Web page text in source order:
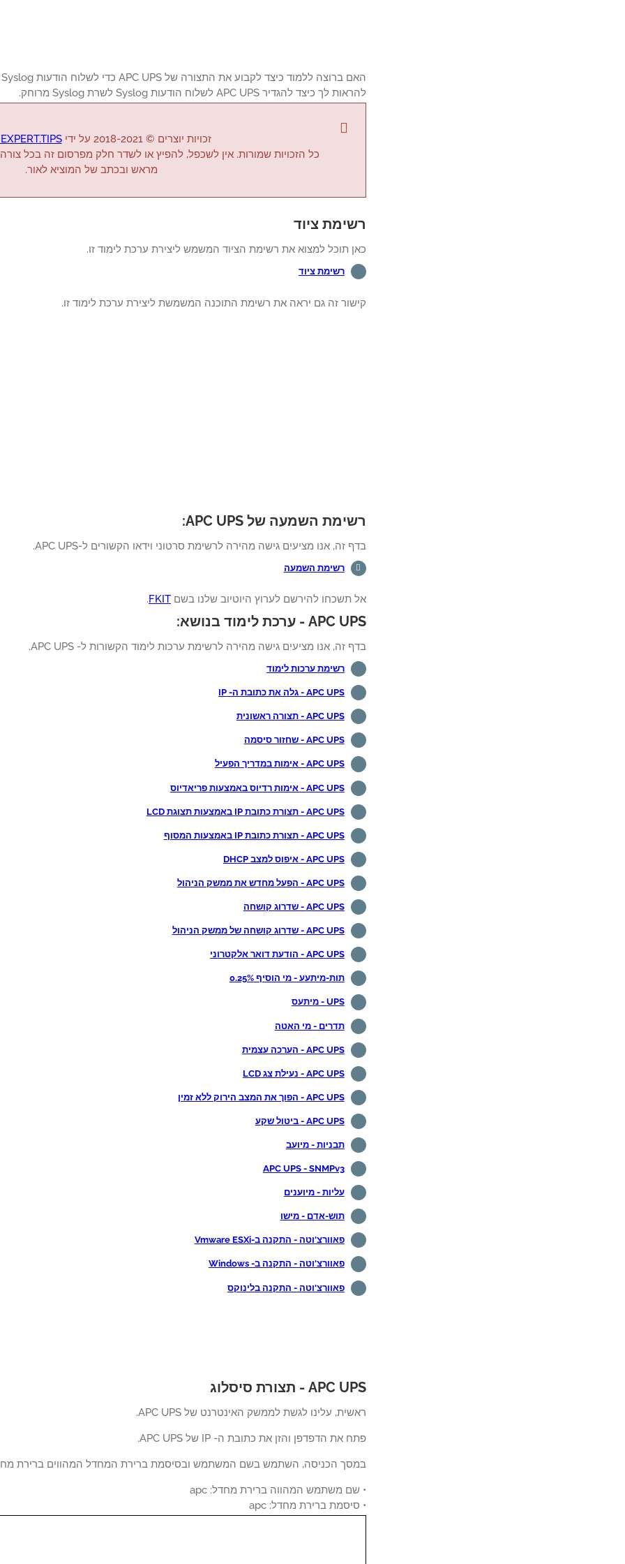
להראות לך כיצד להגדיר APC UPS לשלוח הודעות Syslog לשרת Syslog מרוחק.
זכויות יוצרים © 2018-2021 על ידי
כל הזכויות שמורות. אין לשכפל, להפיץ או לשדר חלק מפרסום זה בכל
מראש ובכתב של המוציא לאור.
רשימת ציוד
כאן תוכל למצוא את רשימת הציוד המשמש ליצירת ערכת לימוד זו.
רשימת ציוד
קישור זה גם יראה את רשימת התוכנה המשמשת ליצירת ערכת לימוד זו.
רשימת השמעה של APC UPS:
בדף זה, אנו מציעים גישה מהירה לרשימת סרטוני וידאו הקשורים ל-APC UPS.
רשימת השמעה
אל תשכחו להירשם לערוץ היוטיוב שלנו בשם FKIT
.
APC UPS - ערכת לימוד בנושא:
בדף זה, אנו מציעים גישה מהירה לרשימת ערכות לימוד הקשורות ל- APC UPS.
רשימת ערכות לימוד
APC UPS - גלה את כתובת ה- IP
APC UPS - תצורה ראשונית
APC UPS - שחזור סיסמה
APC UPS - אימות במדריך הפעיל
APC UPS - אימות רדיוס באמצעות פריאדיוס
APC UPS - תצורת כתובת IP באמצעות תצוגת LCD
APC UPS - תצורת כתובת IP באמצעות המסוף
APC UPS - איפוס למצב DHCP
APC UPS - הפעל מחדש את ממשק הניהול
APC UPS - שדרוג קושחה
APC UPS - שדרוג קושחה של ממשק הניהול
APC UPS - הודעת דואר אלקטרוני
תות-מיתעע - מי הוסיף 0.25%
UPS - מיתעס
תדרים - מי האטה
APC UPS - הערכה עצמית
APC UPS - נעילת צג LCD
APC UPS - הפוך את המצב הירוק ללא זמין
APC UPS - ביטול שקע
תבניות - מיועב
APC UPS - SNMPv3
עליות - מיוענים
תוש-אדם - מישו
פאוורצ'וטה - התקנה ב-Vmware ESXi
פאוורצ'וטה - התקנה ב- Windows
פאוורצ'וטה - התקנה בלינוקס
APC UPS - תצורת סיסלוג
ראשית, עלינו לגשת לממשק האינטרנט של APC UPS.
פתח את הדפדפן והזן את כתובת ה- IP של APC UPS.
במסך הכניסה, השתמש בשם המשתמש ובסיסמת ברירת המחדל המהווים ברירת
• שם משתמש המהווה ברירת מחדל: apc
• סיסמת ברירת מחדל: apc